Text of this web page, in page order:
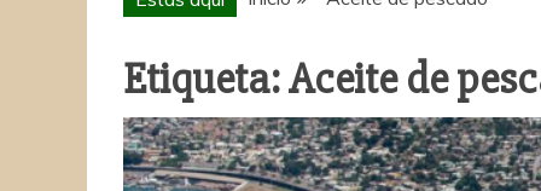
Etiqueta:Aceite de